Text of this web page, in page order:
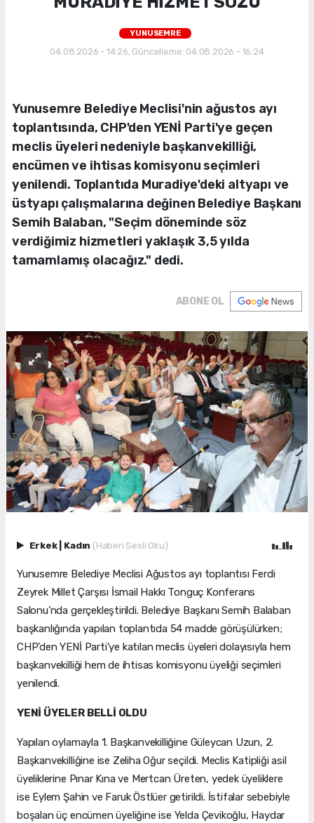
YUNUSEMRE
04.08.2026 - 14:26, Güncelleme: 04.08.2026 - 16:24
Yunusemre Belediye Meclisi'nin ağustos ayı
toplantısında, CHP'den YENİ Parti'ye geçen
meclis üyeleri nedeniyle başkanvekilliği,
encümen ve ihtisas komisyonu seçimleri
yenilendi. Toplantıda Muradiye'deki altyapı ve
üstyapı çalışmalarına değinen Belediye Başkanı
Semih Balaban, "Seçim döneminde söz
verdiğimiz hizmetleri yaklaşık 3,5 yılda
tamamlamış olacağız." dedi.
ABONE OL
Erkek Kadın (Haberi Sesli Oku)
Yunusemre Belediye Meclisi Ağustos ayı toplantısı Ferdi
Zeyrek Millet Çarşısı İsmail Hakkı Tonguç Konferans
Salonu’nda gerçekleştirildi. Belediye Başkanı Semih Balaban
başkanlığında yapılan toplantıda 54 madde görüşülürken;
CHP’den YENİ Parti’ye katılan meclis üyeleri dolayısıyla hem
başkanvekilliği hem de ihtisas komisyonu üyeliği seçimleri
yenilendi.
YENİ ÜYELER BELLİ OLDU
Yapılan oylamayla 1. Başkanvekilliğine Güleycan Uzun, 2.
Başkanvekilliğine ise Zeliha Oğur seçildi. Meclis Katipliği asil
üyeliklerine Pınar Kına ve Mertcan Üreten, yedek üyeliklere
ise Eylem Şahin ve Faruk Östlüer getirildi. İstifalar sebebiyle
boşalan üç encümen üyeliğine ise Yelda Çevikoğlu, Haydar